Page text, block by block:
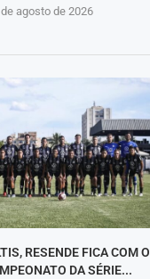
de agosto de 2026
RESENDE FICA COM O
DA SÉRIE...